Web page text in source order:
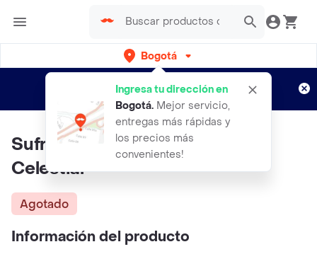
Bogotá
Ingresa tu dirección en
Bogotá. Mejor servicio,
entregas más rápidas y
los precios más
convenientes!
envíos gratis por semanas
Aplican TyC
Sufragio De Condolencias -
Celestial
Agotado
Información del producto